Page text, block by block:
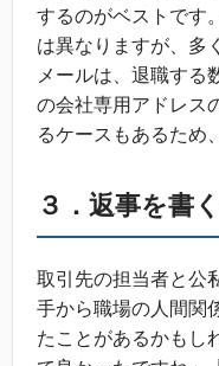
するのがベストです
は異なりますが、多
メールは、退職する
の会社専用アドレス
るケースもあるため
３．返事を書
取引先の担当者と公
手から職場の人間関
たことがあるかもし